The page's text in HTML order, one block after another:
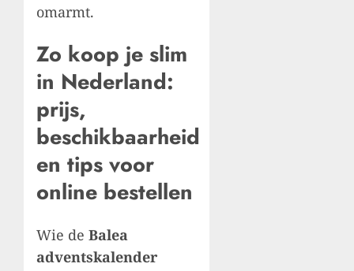
omarmt.
Zo koop je slim
in Nederland:
prijs,
beschikbaarheid
en tips voor
online bestellen
Wie de Balea
adventskalender